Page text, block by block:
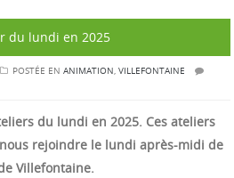
du lundi en 2025
POSTÉE EN ANIMATION, VILLEFONTAINE
du lundi en 2025. Ces ateliers
rejoindre le lundi après-midi de
Villefontaine.